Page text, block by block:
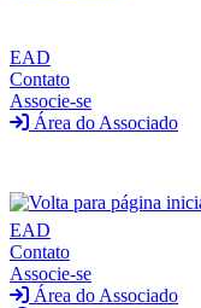
EAD
Contato
Associe-se
Área do Associado
EAD
Contato
Associe-se
Área do Associado